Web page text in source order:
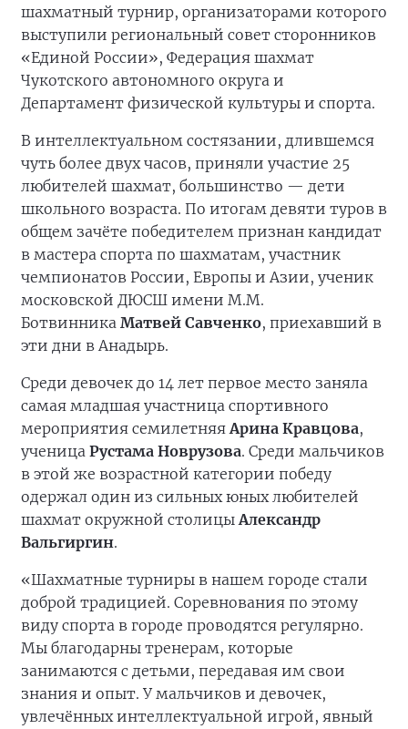
шахматный турнир, организаторами которого
выступили региональный совет сторонников
«Единой России», Федерация шахмат
Чукотского автономного округа и
Департамент физической культуры и спорта.
В интеллектуальном состязании, длившемся
чуть более двух часов, приняли участие 25
любителей шахмат, большинство — дети
школьного возраста. По итогам девяти туров в
общем зачёте победителем признан кандидат
в мастера спорта по шахматам, участник
чемпионатов России, Европы и Азии, ученик
московской ДЮСШ имени М.М.
Ботвинника Матвей Савченко, приехавший в
эти дни в Анадырь.
Среди девочек до 14 лет первое место заняла
самая младшая участница спортивного
мероприятия семилетняяАрина Кравцова,
ученица Рустама Новрузова. Среди мальчиков
в этой же возрастной категории победу
одержал один из сильных юных любителей
шахмат окружной столицыАлександр
Вальгиргин.
«Шахматные турниры в нашем городе стали
доброй традицией. Соревнования по этому
виду спорта в городе проводятся регулярно.
Мы благодарны тренерам, которые
занимаются с детьми, передавая им свои
знания и опыт. У мальчиков и девочек,
увлечённых интеллектуальной игрой, явный